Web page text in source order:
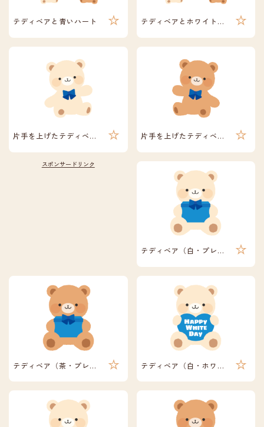
テディベアと青いハート テディベアとホワイトデー
片手を上げたテディベア（白） 片手を上げたテディベア（茶）
テディベア（白・プレゼント）
テディベア（茶・プレゼント） テディベア（白・ホワイトデー）